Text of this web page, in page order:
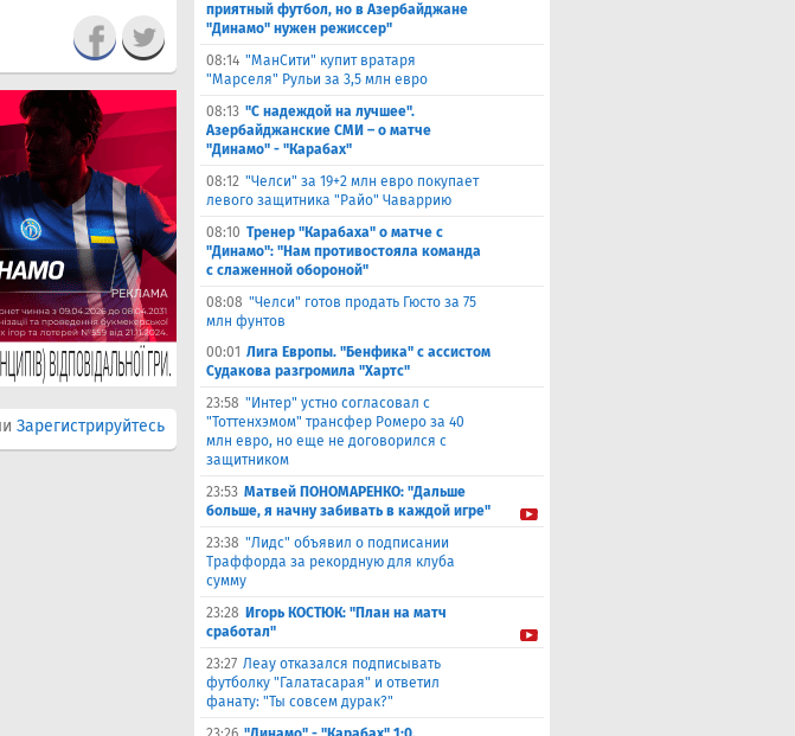
Зарегистрируйтесь
приятный футбол, но в Азербайджане
"Динамо" нужен режиссер"
08:14 "МанСити" купит вратаря
"Марселя" Рульи за 3,5 млн евро
08:13 "С надеждой на лучшее".
Азербайджанские СМИ – о матче
"Динамо" - "Карабах"
08:12 "Челси" за 19+2 млн евро покупает
левого защитника "Райо" Чаваррию
08:10 Тренер "Карабаха" о матче с
"Динамо": "Нам противостояла команда
с слаженной обороной"
08:08 "Челси" готов продать Гюсто за 75
млн фунтов
00:01 Лига Европы. "Бенфика" с ассистом
Судакова разгромила "Хартс"
23:58 "Интер" устно согласовал с
"Тоттенхэмом" трансфер Ромеро за 40
млн евро, но еще не договорился с
защитником
23:53 Матвей ПОНОМАРЕНКО: "Дальше
больше, я начну забивать в каждой игре"
23:38 "Лидс" объявил о подписании
Траффорда за рекордную для клуба
сумму
23:28 Игорь КОСТЮК: "План на матч
сработал"
23:27 Леау отказался подписывать
футболку "Галатасарая" и ответил
фанату: "Ты совсем дурак?"